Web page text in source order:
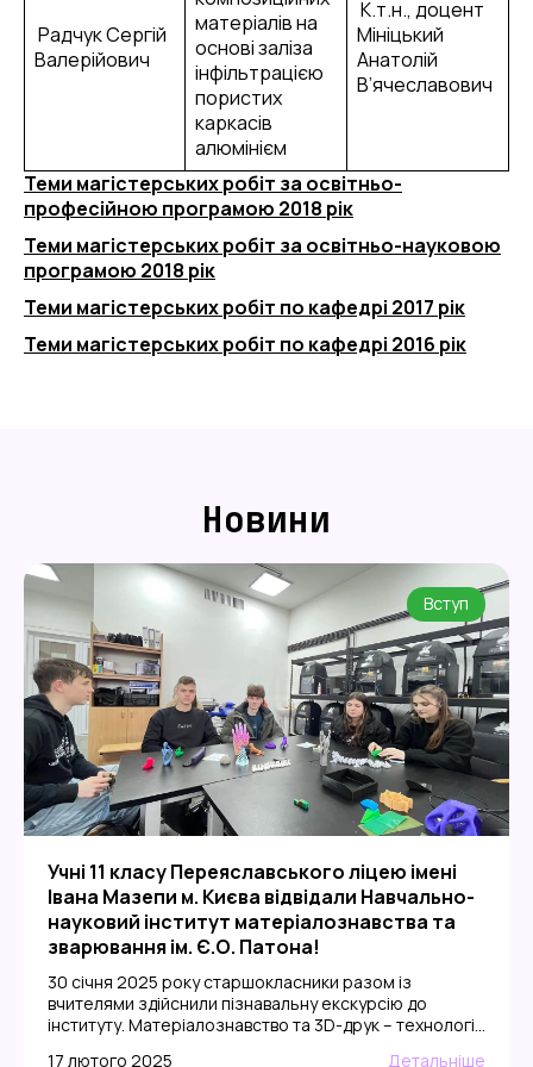
Радчук Сергій
Валерійович
матеріалів на
основі заліза
інфільтрацією
пористих
каркасів
алюмінієм
К.т.н., доцент
Мініцький
Анатолій
В’ячеславович
Теми магістерських робіт за освітньо-
професійною програмою 2018 рік
Теми магістерських робіт за освітньо-науковою
програмою 2018 рік
Теми магістерських робіт по кафедрі 2017 рік
Теми магістерських робіт по кафедрі 2016 рік
Новини
Вступ
Учні 11 класу Переяславського ліцею імені
Івана Мазепи м. Києва відвідали Навчально-
науковий інститут матеріалознавства та
зварювання ім. Є.О. Патона!
30 січня 2025 року старшокласники разом із
вчителями здійснили пізнавальну екскурсію до
інституту. Матеріалознавство та 3D-друк – технології
17 лютого 2025 Детальніше